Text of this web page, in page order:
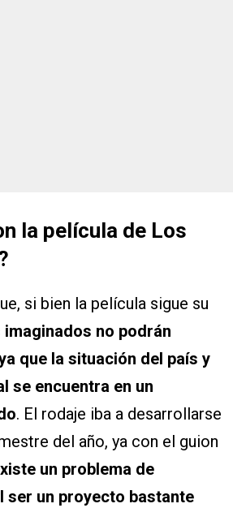
la película de Los
si bien la película sigue su
imaginados no podrán
que la situación del país y
se encuentra en un
. El rodaje iba a desarrollarse
del año, ya con el guion
un problema de
ser un proyecto bastante